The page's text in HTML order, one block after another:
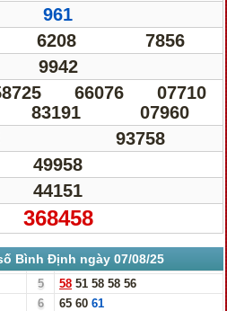
961
6208 7856
9942
66076
07710
83191 07960
93758
49958
44151
368458
Bình Định ngày 07/08/25
5 58 51 58 58 56
6 65 60 61